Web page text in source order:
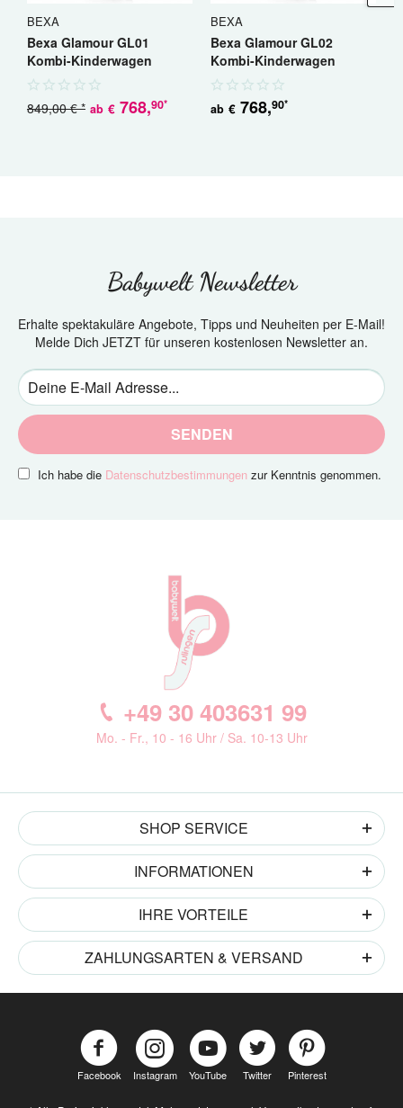
BEXA
Bexa Glamour GL01
Kombi-Kinderwagen
ab € 768,90*
849,00 € *
BEXA
Bexa Glamour GL02
Kombi-Kinderwagen
ab € 768,90*
Babywelt Newsletter
Erhalte spektakuläre Angebote, Tipps und Neuheiten per E-Mail!
Melde Dich JETZT für unseren kostenlosen Newsletter an.
SENDEN
Ich habe die Datenschutzbestimmungen zur Kenntnis genommen.
+49 30 403631 99
Mo. - Fr., 10 - 16 Uhr / Sa. 10-13 Uhr
SHOP SERVICE
INFORMATIONEN
IHRE VORTEILE
ZAHLUNGSARTEN & VERSAND
Facebook Instagram YouTube Twitter Pinterest